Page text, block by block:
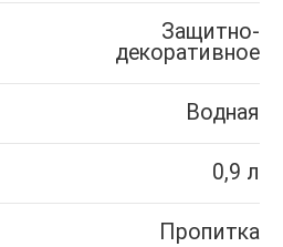
Защитно-
декоративное
Водная
0,9 л
Пропитка